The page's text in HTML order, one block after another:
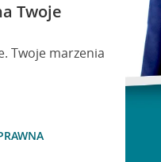
Twoje
Twoje marzenia